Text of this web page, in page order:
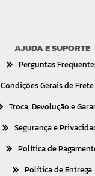
AJUDA E SUPORTE
Perguntas
Condições Gerais de
Troca, Devolução e
Segurança e
Política de
Política de Entrega